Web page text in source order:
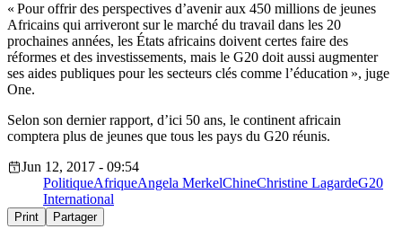
« Pour offrir des perspectives d’avenir aux 450 millions de jeunes
Africains qui arriveront sur le marché du travail dans les 20
prochaines années, les États africains doivent certes faire des
réformes et des investissements, mais le G20 doit aussi augmenter
ses aides publiques pour les secteurs clés comme l’éducation », juge
One.
Selon son dernier rapport, d’ici 50 ans, le continent africain
comptera plus de jeunes que tous les pays du G20 réunis.
Jun 12, 2017 - 09:54
PolitiqueAfriqueAngela MerkelChineChristine LagardeG20
International
Print Partager